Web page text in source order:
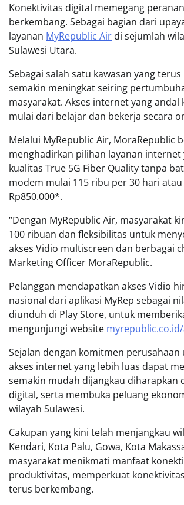
Konektivitas digital memegang
berkembang. Sebagai bagian dari
layanan MyRepublic Air di sejumlah
Sulawesi Utara.
Sebagai salah satu kawasan yang
semakin meningkat seiring
masyarakat. Akses internet yang
mulai dari belajar dan bekerja secara
Melalui MyRepublic Air, MoraRepublic
menghadirkan pilihan layanan
kualitas True 5G Fiber Quality tanpa
modem mulai 115 ribu per 30 hari
Rp850.000*.
“Dengan MyRepublic Air, masyarakat
100 ribuan dan fleksibilitas untuk
akses Vidio multiscreen dan berbagai
Marketing Officer MoraRepublic.
Pelanggan mendapatkan akses Vidio
nasional dari aplikasi MyRep sebagai
diunduh di Play Store, untuk
mengunjungi website
Sejalan dengan komitmen
akses internet yang lebih luas dapat
semakin mudah dijangkau
digital, serta membuka peluang
wilayah Sulawesi.
Cakupan yang kini telah menjangkau
Kendari, Kota Palu, Gowa, Kota
masyarakat menikmati manfaat
produktivitas, memperkuat
terus berkembang.